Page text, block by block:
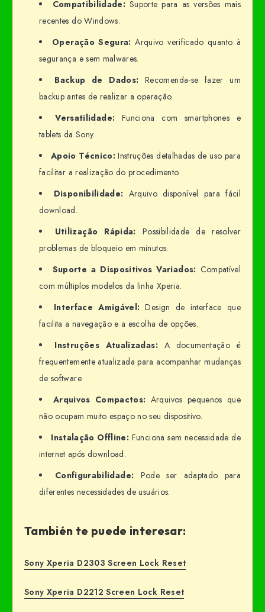
Compatibilidade: Suporte para as versões mais
recentes do Windows.
Operação Segura: Arquivo verificado quanto à
segurança e sem malwares.
Backup de Dados: Recomenda-se fazer um
backup antes de realizar a operação.
Versatilidade: Funciona com smartphones e
tablets da Sony.
Apoio Técnico:Instruções detalhadas de uso para
facilitar a realização do procedimento.
Disponibilidade: Arquivo disponível para fácil
download.
Utilização Rápida: Possibilidade de resolver
problemas de bloqueio em minutos.
Suporte a Dispositivos Variados: Compatível
com múltiplos modelos da linha Xperia.
Interface Amigável: Design de interface que
facilita a navegação e a escolha de opções.
Instruções Atualizadas:A documentação é
frequentemente atualizada para acompanhar mudanças
de software.
Arquivos Compactos: Arquivos pequenos que
não ocupam muito espaço no seu dispositivo.
Instalação Offline: Funciona sem necessidade de
internet após download.
Configurabilidade: Pode ser adaptado para
diferentes necessidades de usuários.
También te puede interesar:
Sony Xperia D2303 Screen Lock Reset
Sony Xperia D2212 Screen Lock Reset